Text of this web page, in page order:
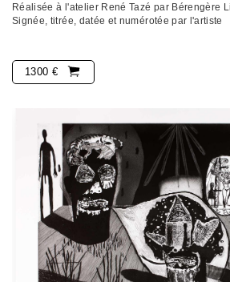
Réalisée à l'atelier René Tazé par Bérengère
Signée, titrée, datée et numérotée par l'artiste
1300 €